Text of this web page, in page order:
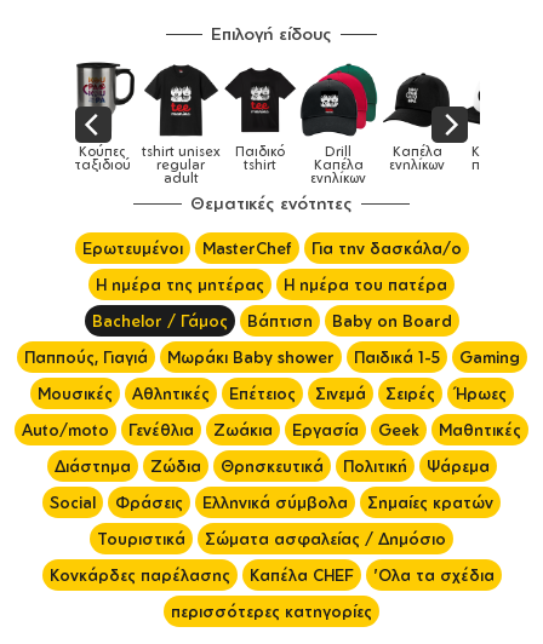
Επιλογή είδους
Drill
Καπέλα
ενηλίκων
Καπέλα
ενηλίκων
Καπέλα
παιδικά Κούπες Κούπες
ειδικές
Θεματικές ενότητες
Ερωτευμένοι MasterChef
Για την δασκάλα/ο
Η ημέρα της μητέρας
Η ημέρα του πατέρα
Bachelor / Γάμος
Βάπτιση
Baby on Board
Παππούς, Γιαγιά
Μωράκι Baby shower Παιδικά 1-5
Gaming
Μουσικές
Αθλητικές Επέτειος Σινεμά Σειρές
Ήρωες
Auto/moto
Γενέθλια Ζωάκια Εργασία Geek
Μαθητικές
Διάστημα
Ζώδια Θρησκευτικά Πολιτική
Ψάρεμα
Social
Φράσεις Ελληνικά σύμβολα
Σημαίες κρατών
Τουριστικά
Σώματα ασφαλείας / Δημόσιο
Κονκάρδες παρέλασης
Καπέλα CHEF
'Ολα τα σχέδια
περισσότερες κατηγορίες